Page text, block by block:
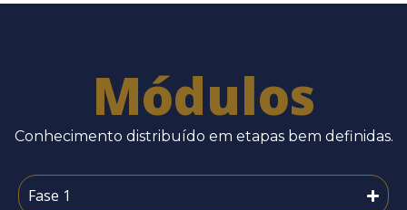
Módulos
Conhecimento distribuído em etapas bem definidas.
Fase 1